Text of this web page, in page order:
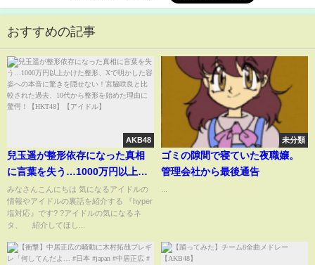
おすすめの記事
AKB48
兒玉遥が整形依存になった真相
に言葉を失う…1000万円以上か
けた整形、Xで明かした容姿への
本音に驚きを隠せない！宮脇咲
良と比較された過去、10代から
【HKT48】【アイドル】
みなさんこんにちは 気になるアイドルの
情報やアイドルの裏話を紹介する 『hyper
塩対応』です? ?アイドルの気になるネ
タ、 紹介してほし...
未分類
ゴミの隙間で寝ていた夜職嬢。
管理会社から最後通告